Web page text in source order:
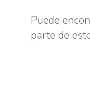
Puede
parte de